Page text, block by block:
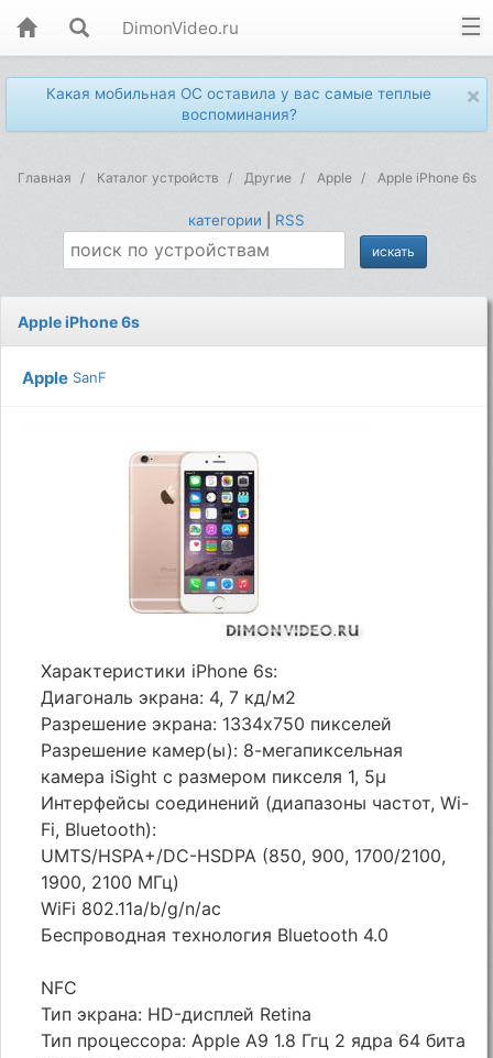
DimonVideo.ru
×
Какая мобильная ОС оставила у вас самые теплые
воспоминания?
Главная Каталог устройств Другие Apple Apple iPhone 6s
категории RSS
Apple iPhone 6s
Apple SanF
Характеристики iPhone 6s:
Диагональ экрана: 4, 7 кд/м2
Разрешение экрана: 1334x750 пикселей
Разрешение камер(ы): 8-мегапиксельная
камера iSight с размером пикселя 1, 5µ
Интерфейсы соединений (диапазоны частот, Wi-
Fi, Bluetooth):
UMTS/HSPA+/DC-HSDPA (850, 900, 1700/2100,
1900, 2100 МГц)
WiFi 802.11a/b/g/n/ac
Беспроводная технология Bluetooth 4.0
NFC
Тип экрана: HD-дисплей Retina
Тип процессора: Apple A9 1.8 Ггц 2 ядра 64 бита